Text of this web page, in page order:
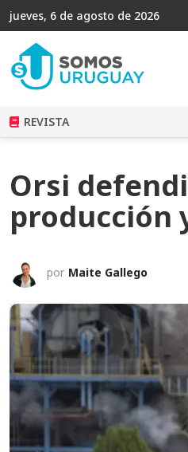
jueves, 6 de agosto de 2026
REVISTA
Orsi
producción
por Maite Gallego